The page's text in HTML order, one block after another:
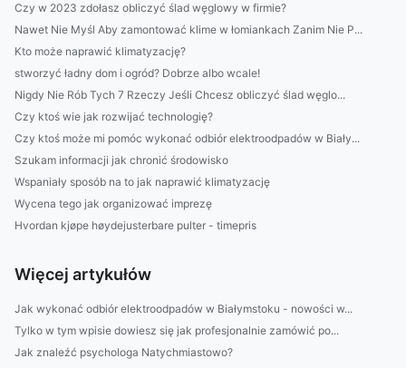
Czy w 2023 zdołasz obliczyć ślad węglowy w firmie?
Nawet Nie Myśl Aby zamontować klime w łomiankach Zanim Nie P...
Kto może naprawić klimatyzację?
stworzyć ładny dom i ogród? Dobrze albo wcale!
Nigdy Nie Rób Tych 7 Rzeczy Jeśli Chcesz obliczyć ślad węglo...
Czy ktoś wie jak rozwijać technologię?
Czy ktoś może mi pomóc wykonać odbiór elektroodpadów w Biały...
Szukam informacji jak chronić środowisko
Wspaniały sposób na to jak naprawić klimatyzację
Wycena tego jak organizować imprezę
Hvordan kjøpe høydejusterbare pulter - timepris
Więcej artykułów
Jak wykonać odbiór elektroodpadów w Białymstoku - nowości w...
Tylko w tym wpisie dowiesz się jak profesjonalnie zamówić po...
Jak znaleźć psychologa Natychmiastowo?